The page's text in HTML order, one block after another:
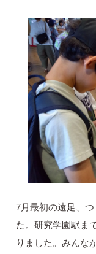
7月最初の遠足、
た。研究学園駅ま
りました。みんな